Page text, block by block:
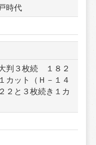
時代
判３枚続　１８２
カット（Ｈ－１４
２と３枚続き１カ